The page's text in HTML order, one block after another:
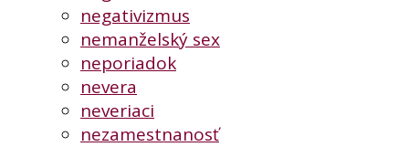
negativizmus
nemanželský sex
neporiadok
nevera
neveriaci
nezamestnanosť